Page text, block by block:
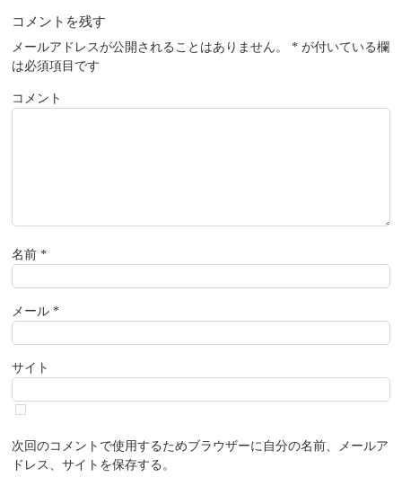
コメントを残す
メールアドレスが公開されることはありません。 * が付いている欄
は必須項目です
コメント
名前*
メール*
サイト
次回のコメントで使用するためブラウザーに自分の名前、メールア
ドレス、サイトを保存する。